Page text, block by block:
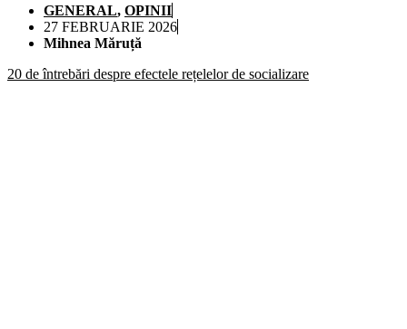
GENERAL, OPINII
27 FEBRUARIE 2026
Mihnea Măruță
20 de întrebări despre efectele rețelelor de socializare